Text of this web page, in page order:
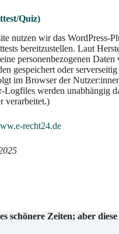
Quiz)
nutzen wir das WordPress-
bereitzustellen. Laut
personenbezogenen Daten
gespeichert oder
im Browser der
Logfiles werden unabhängig
verarbeitet.)
recht24.de
schönere Zeiten; aber